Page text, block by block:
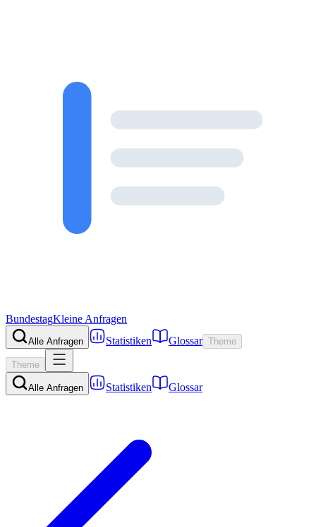
BundestagKleine Anfragen
Alle Anfragen Statistiken Glossar Theme
Theme
Alle Anfragen Statistiken Glossar